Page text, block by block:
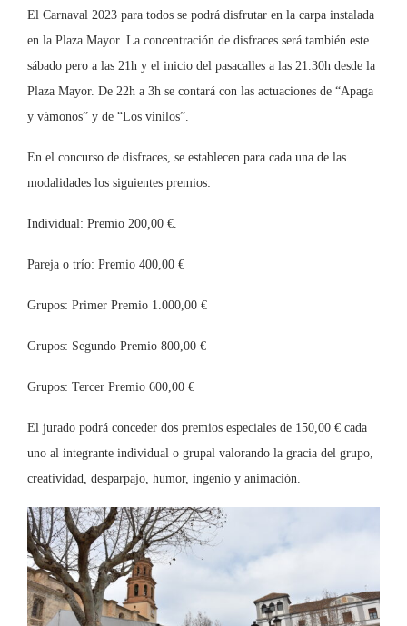
El Carnaval 2023 para todos se podrá disfrutar en la carpa instalada
en la Plaza Mayor. La concentración de disfraces será también este
sábado pero a las 21h y el inicio del pasacalles a las 21.30h desde la
Plaza Mayor. De 22h a 3h se contará con las actuaciones de “Apaga
y vámonos” y de “Los vinilos”.
En el concurso de disfraces, se establecen para cada una de las
modalidades los siguientes premios:
Individual: Premio 200,00 €.
Pareja o trío: Premio 400,00 €
Grupos: Primer Premio 1.000,00 €
Grupos: Segundo Premio 800,00 €
Grupos: Tercer Premio 600,00 €
El jurado podrá conceder dos premios especiales de 150,00 € cada
uno al integrante individual o grupal valorando la gracia del grupo,
creatividad, desparpajo, humor, ingenio y animación.